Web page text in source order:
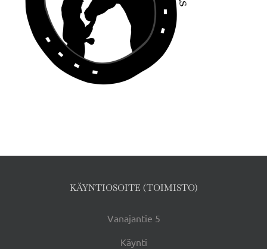
KÄYNTIOSOITE (TOIMISTO)
Vanajantie 5
Käynti